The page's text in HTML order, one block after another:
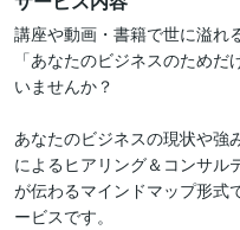
講座や動画・書籍で世に溢れ
「あなたのビジネスのため
いませんか？
あなたのビジネスの現状や強
によるヒアリング＆コンサル
が伝わるマインドマップ形式
ービスです。